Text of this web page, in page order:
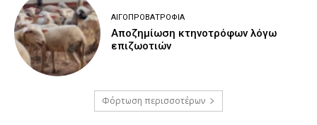
ΑΙΓΟΠΡΟΒΑΤΡΟΦΊΑ
Αποζημίωση κτηνοτρόφων λόγω
επιζωοτιών
Φόρτωση περισσοτέρων